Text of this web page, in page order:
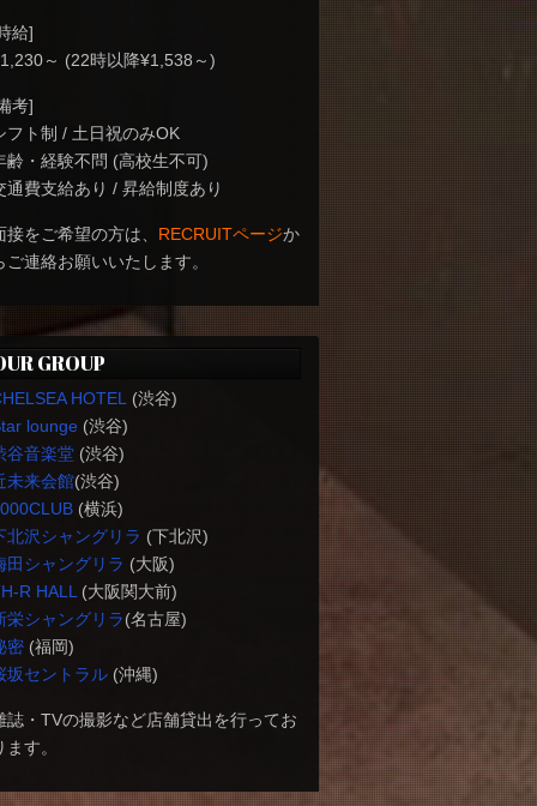
給]
～ (22時以降¥1,538～)
考]
フト制 / 土日祝のみOK
齢・経験不問 (高校生不可)
通費支給あり / 昇給制度あり
接をご希望の方は、 RECRUITページか
ご連絡お願いいたします。
GROUP
HOTEL
(渋谷)
lounge(渋谷)
谷音楽堂(渋谷)
未来会館(渋谷)
(横浜)
北沢シャングリラ (下北沢)
田シャングリラ (大阪)
R HALL (大阪関大前)
栄シャングリラ(名古屋)
密(福岡)
坂セントラル(沖縄)
誌・TVの撮影など店舗貸出を行ってお
ます。